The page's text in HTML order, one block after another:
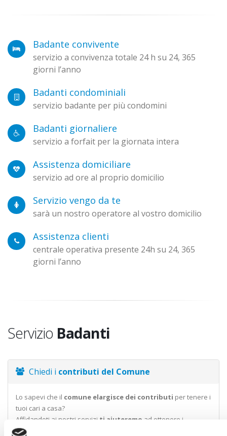
Badante convivente
servizio a convivenza totale 24 h su 24, 365
giorni l’anno
Badanti condominiali
servizio badante per più condomini
Badanti giornaliere
servizio a forfait per la giornata intera
Assistenza domiciliare
servizio ad ore al proprio domicilio
Servizio vengo da te
sarà un nostro operatore al vostro domicilio
Assistenza clienti
centrale operativa presente 24h su 24, 365
giorni l’anno
Servizio Badanti
Chiedi i contributi del Comune
Lo sapevi che il comune elargisce dei contributi per tenere i
tuoi cari a casa?
Affidandoti ai nostri servizi ti aiuteremo ad ottenere i
contributi